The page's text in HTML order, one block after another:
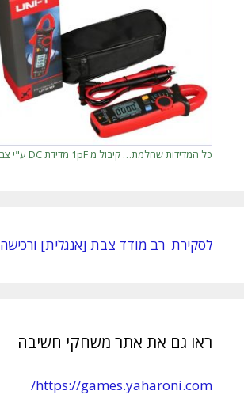
כל המדידות שחלמת… קיבול מ 1pF מדידת DC ע"י צבת
לסקירת רב מודד צבת [אנגלית] ורכישה
ראו גם את אתר משחקי חשיבה
https://games.yaharoni.com/